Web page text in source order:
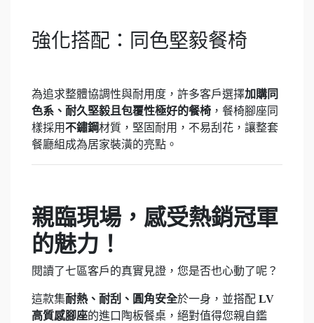
強化搭配：同色堅毅餐椅
為追求整體協調性與耐用度，許多客戶選擇加購同
色系、耐久堅毅且包覆性極好的餐椅 ，餐椅腳座同
樣採用不鏽鋼材質，堅固耐用，不易刮花，讓整套
餐廳組成為居家裝潢的亮點。
親臨現場，感受熱銷冠軍
的魅力！
閱讀了七區客戶的真實見證，您是否也心動了呢？
這款集耐熱、耐刮、圓角安全於一身，並搭配 LV
高質感腳座的進口陶板餐桌，絕對值得您親自鑑